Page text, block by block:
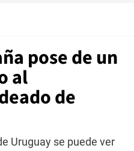
pose de un
al
de
Uruguay se puede ver